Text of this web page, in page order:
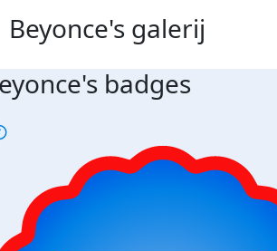
Beyonce's galerij
badges